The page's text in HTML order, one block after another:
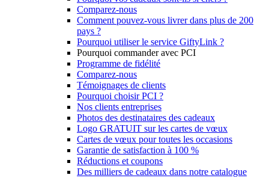
Comparez-nous
Comment pouvez-vous livrer dans plus de 200
pays ?
Pourquoi utiliser le service GiftyLink ?
Pourquoi commander avec PCI
Programme de fidélité
Comparez-nous
Témoignages de clients
Pourquoi choisir PCI ?
Nos clients entreprises
Photos des destinataires des cadeaux
Logo GRATUIT sur les cartes de vœux
Cartes de vœux pour toutes les occasions
Garantie de satisfaction à 100 %
Réductions et coupons
Des milliers de cadeaux dans notre catalogue